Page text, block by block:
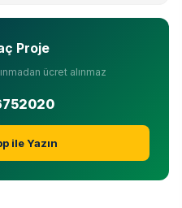
Proje
ücret alınmaz
ile Yazın